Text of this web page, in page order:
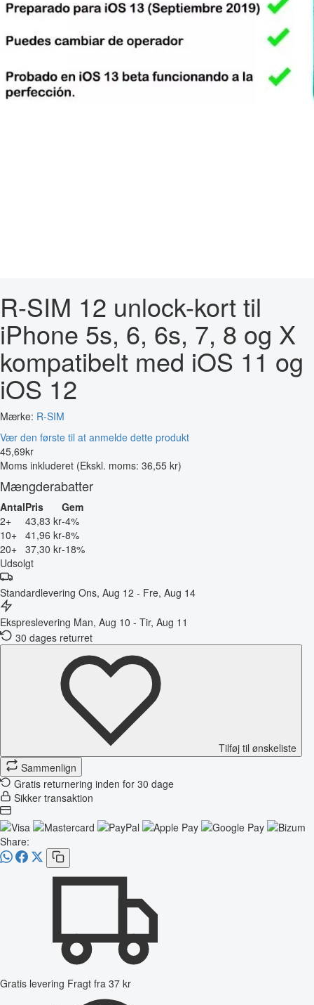
R-SIM 12 unlock-kort til
iPhone 5s, 6, 6s, 7, 8 og X
kompatibelt med iOS 11 og
iOS 12
Mærke: R-SIM
Vær den første til at anmelde dette produkt
45,69kr
Moms inkluderet (Ekskl. moms: 36,55 kr)
Mængderabatter
AntalPris
Gem
2+
43,83 kr-4%
10+ 41,96 kr-8%
20+ 37,30 kr-18%
Udsolgt
Standardlevering Ons, Aug 12 - Fre, Aug 14
Ekspreslevering Man, Aug 10 - Tir, Aug 11
30 dages returret
Tilføj til ønskeliste
Sammenlign
Gratis returnering inden for 30 dage
Sikker transaktion
Share:
Gratis levering Fragt fra 37 kr